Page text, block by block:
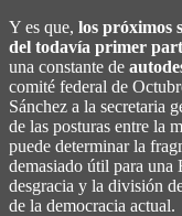
Y es que, los próximos
del todavía primer
una constante de
comité federal de
Sánchez a la secretaria
de las posturas entre la
puede determinar la
demasiado útil para una
desgracia y la división
de la democracia actual.